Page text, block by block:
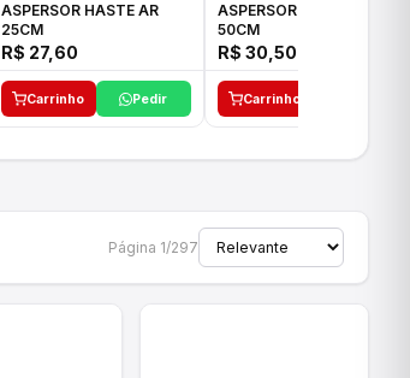
ASPERSOR HASTE AR
25CM
R$ 27,60
Carrinho Pedir
ASPERSOR HASTE AR
50CM
R$ 30,50
Carrinho
Página 1/297